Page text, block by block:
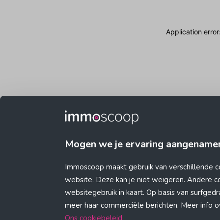
Mogen we je ervaring
Immoscoop maakt gebruik van verschillende
website. Deze kan je niet weigeren. Andere
websitegebruik in kaart. Op basis van
meer haar commerciële berichten. Meer info
Ons cookiebeleid
Application